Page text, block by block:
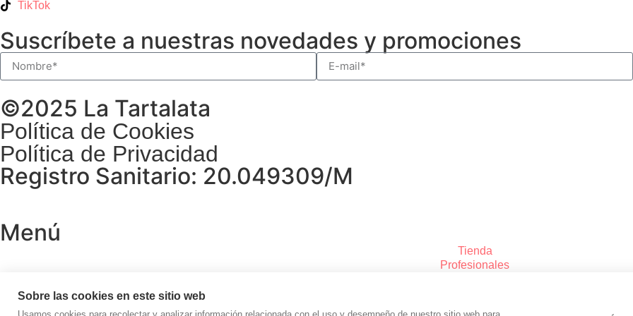
TikTok
Suscríbete a nuestras novedades y promociones
©2025 La Tartalata
Política de Cookies
Política de Privacidad
Registro Sanitario: 20.049309/M
Menú
Tienda
Profesionales
Sobre las cookies en este sitio web